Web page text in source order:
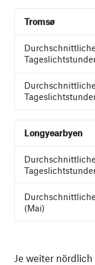
Tromsø
Longyearbyen
Je weiter